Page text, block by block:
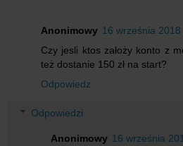
Anonimowy 16 września 2018
Czy jesli ktos założy konto z
też dostanie 150 zł na start?
Odpowiedz
Odpowiedzi
Anonimowy 16 września